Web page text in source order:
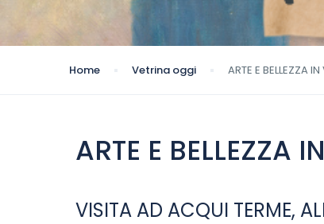
Home Vetrina oggi ARTE E BELLEZZA
ARTE E BELLEZZA
VISITA AD ACQUI TERME,